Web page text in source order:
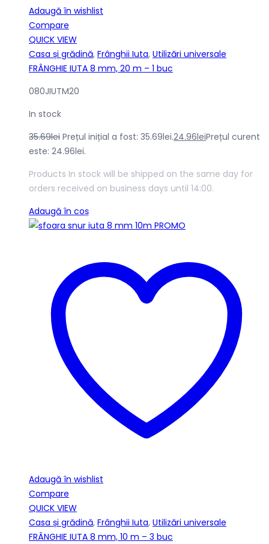
Adaugă în wishlist
Compare
QUICK VIEW
Casa și grădină, Frânghii Iuta, Utilizări universale
FRÂNGHIE IUTA 8 mm, 20 m – 1 buc
080JIUTM20
In stock
35.69lei Prețul inițial a fost: 35.69lei.24.96leiPrețul curent
este: 24.96lei.
Products In stock will be shipped on the same day for
orders received on business days until 14:00.
Adaugă în coș
Adaugă în wishlist
Compare
QUICK VIEW
Casa și grădină, Frânghii Iuta, Utilizări universale
FRÂNGHIE IUTA 8 mm, 10 m – 3 buc